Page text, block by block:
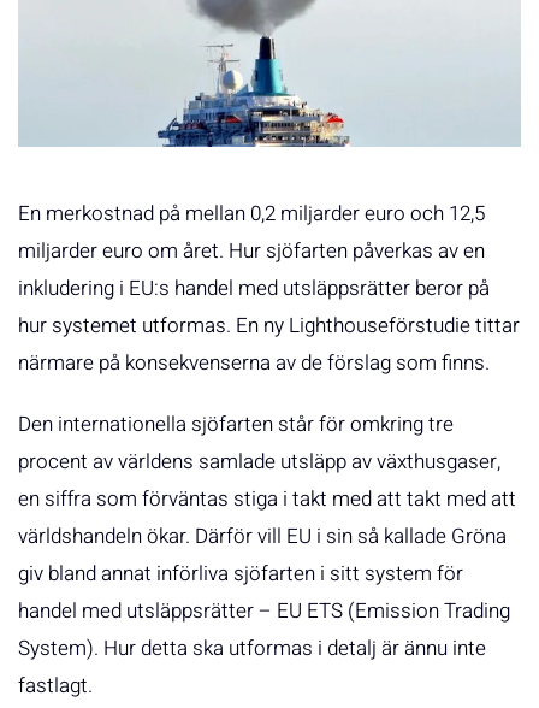
En merkostnad på mellan 0,2 miljarder euro och 12,5
miljarder euro om året. Hur sjöfarten påverkas av en
inkludering i EU:s handel med utsläppsrätter beror på
hur systemet utformas. En ny Lighthouseförstudie tittar
närmare på konsekvenserna av de förslag som finns.
Den internationella sjöfarten står för omkring tre
procent av världens samlade utsläpp av växthusgaser,
en siffra som förväntas stiga i takt med att takt med att
världshandeln ökar. Därför vill EU i sin så kallade Gröna
giv bland annat införliva sjöfarten i sitt system för
handel med utsläppsrätter – EU ETS (Emission Trading
System). Hur detta ska utformas i detalj är ännu inte
fastlagt.